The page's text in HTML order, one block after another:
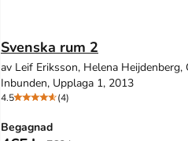
Svenska rum 2
av Leif Eriksson, Helena
Inbunden, Upplaga 1, 2013
4.5 (4)
Begagnad